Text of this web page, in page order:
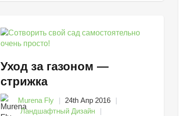
Уход за газоном —
стрижка
Murena Fly
24th Апр 2016
Ландшафтный Дизайн